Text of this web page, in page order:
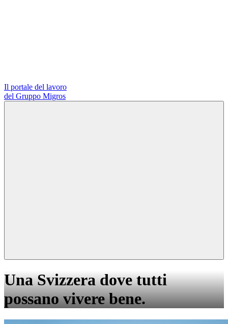
Il portale del lavoro
del Gruppo Migros
Una Svizzera dove tutti
possano vivere bene.